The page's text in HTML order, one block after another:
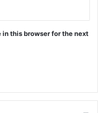
this browser for the next